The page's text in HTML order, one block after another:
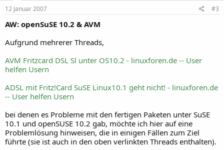
12 Januar 2007 #3
AW: openSuSE 10.2 & AVM
Aufgrund mehrerer Threads,
AVM Fritzcard DSL Sl unter OS10.2 - linuxforen.de -- User
helfen Usern
ADSL mit Fritz!Card SuSE Linux10.1 geht nicht! - linuxforen.de
-- User helfen Usern
bei denen es Probleme mit den fertigen Paketen unter SuSE
10.1 und openSUSE 10.2 gab, möchte ich hier auf eine
Problemlösung hinweisen, die in einigen Fällen zum Ziel
führte (sie ist auch in den oben verlinkten Threads enthalten).